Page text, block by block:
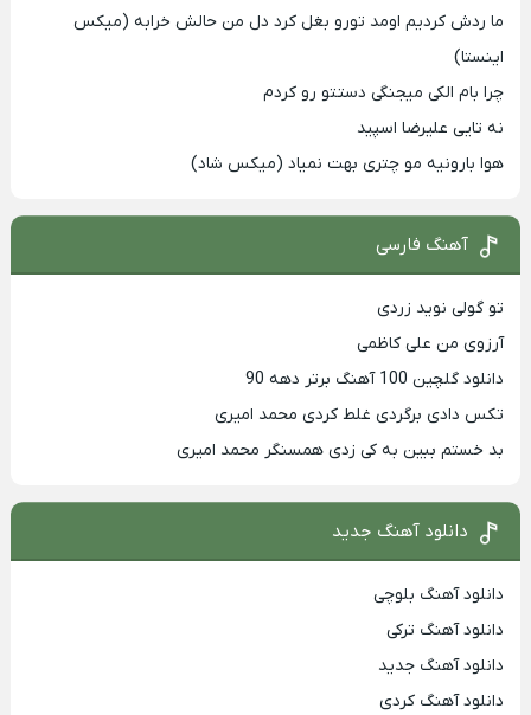
ما ردش کردیم اومد تورو بغل کرد دل من حالش خرابه (میکس
اینستا)
چرا بام الکی میجنگی دستتو رو کردم
نه تایی علیرضا اسپید
هوا بارونیه مو چتری بهت نمیاد (میکس شاد)
آهنگ فارسی
تو گولی نوید زردی
آرزوی من علی کاظمی
دانلود گلچین 100 آهنگ برتر دهه 90
تکس دادی برگردی غلط کردی محمد امیری
بد خستم ببین به کی زدی همسنگر محمد امیری
دانلود آهنگ جدید
دانلود آهنگ بلوچی
دانلود آهنگ ترکی
دانلود آهنگ جدید
دانلود آهنگ کردی